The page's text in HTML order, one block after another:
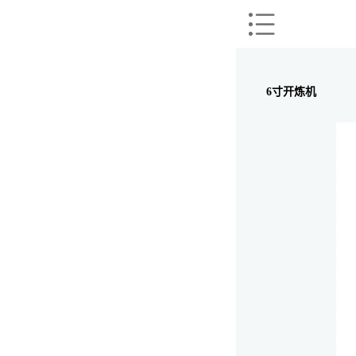
6寸开炼机